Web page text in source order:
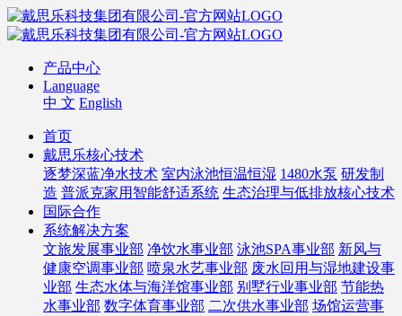
产品中心
Language
中 文 English
首页
戴思乐核心技术
逐梦深蓝净水技术 室内泳池恒温恒湿 1480水泵 研发制
造 普派克家用智能舒适系统 生态治理与低排放核心技术
国际合作
系统解决方案
文旅发展事业部 净饮水事业部 泳池SPA事业部 新风与
健康空调事业部 喷泉水艺事业部 废水回用与湿地建设事
业部 生态水体与海洋馆事业部 别墅行业事业部 节能热
水事业部 数字体育事业部 二次供水事业部 场馆运营事